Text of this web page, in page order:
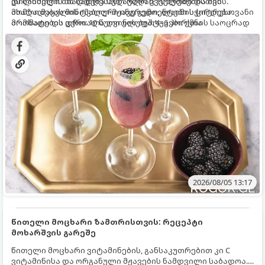
ახალი მაყვლის ტკბილ-მჟავე გემო, ლაიმის ციტრუსოვანი
არომატი და ცქრიალა ღვინის ბუშტუკები ქმნის საოცრად
დახვეწილ და მაგრილებელ კოქტეილს.
მომზადებას მინიმალური ინგრედიენტები სჭირდება.
მომზადების დრო: 10 წუთი ულუფა: 4–6 პორცია
2026/08/05 13:17
წითელი მოცხარი ზამთრისთვის: რეცეპტი
მოხარშვის გარეშე
წითელი მოცხარი ვიტამინების, განსაკუთრებით კი C
ვიტამინისა და ორგანული მჟავების ნამდვილი საბადოა.